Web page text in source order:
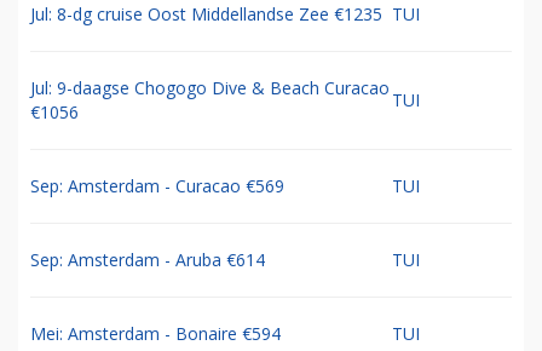
Jul: 8-dg cruise Oost Middellandse Zee €1235 TUI
Jul: 9-daagse Chogogo Dive & Beach Curacao
€1056
TUI
Sep: Amsterdam - Curacao €569 TUI
Sep: Amsterdam - Aruba €614 TUI
Mei: Amsterdam - Bonaire €594 TUI